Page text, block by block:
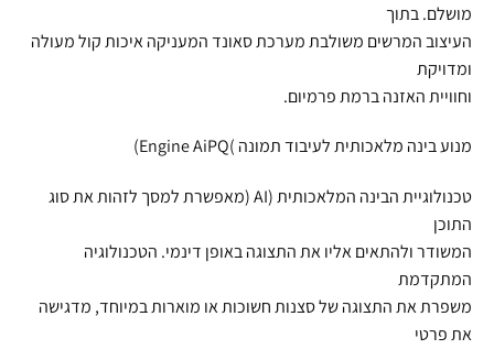
מושלם. בתוך
העיצוב המרשים משולבת מערכת סאונד המעניקה איכות קול מעולה
ומדויקת
וחוויית האזנה ברמת פרמיום.
מנוע בינה מלאכותית לעיבוד תמונה )Engine AiPQ)
טכנולוגיית הבינה המלאכותית (AI (מאפשרת למסך לזהות את סוג
התוכן
המשודר ולהתאים אליו את התצוגה באופן דינמי. הטכנולוגיה
המתקדמת
משפרת את התצוגה של סצנות חשוכות או מוארות במיוחד, מדגישה
את פרטי